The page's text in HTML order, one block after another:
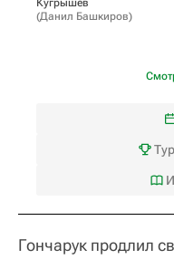
(Данил Башкиров)
Гончарук продлил